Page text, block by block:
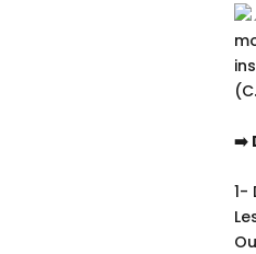
➡️
1-